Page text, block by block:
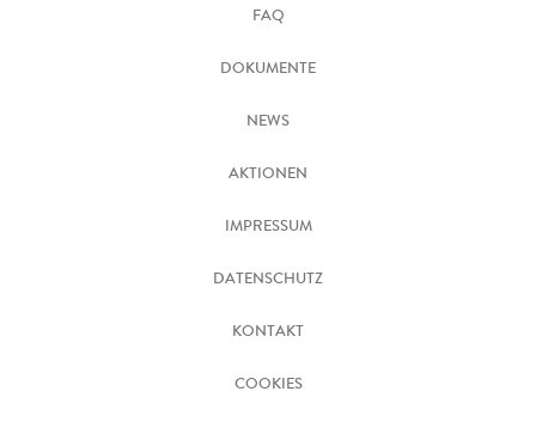
FAQ
DOKUMENTE
NEWS
AKTIONEN
IMPRESSUM
DATENSCHUTZ
KONTAKT
COOKIES